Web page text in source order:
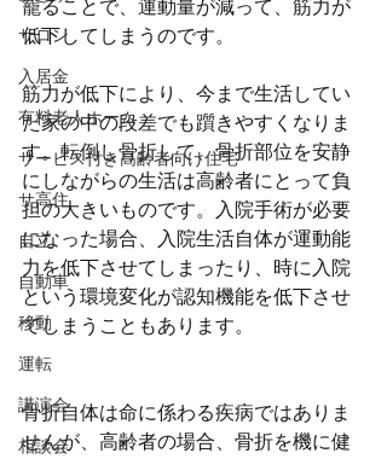
サロン
入居金
有料老人ホーム
サービス付き高齢者向け住宅
サ高住
自立
自動車
移動
運転
講演会
相談会
籠ることで、運動量が減って、筋力が
低下してしまうのです。
筋力が低下により、今まで生活してい
た家の中の段差でも躓きやすくなりま
す。転倒し骨折して、骨折部位を安静
にしながらの生活は高齢者にとって負
担の大きいものです。入院手術が必要
になった場合、入院生活自体が運動能
力を低下させてしまったり、時に入院
という環境変化が認知機能を低下させ
てしまうこともあります。
骨折自体は命に係わる疾病ではありま
せんが、高齢者の場合、骨折を機に健